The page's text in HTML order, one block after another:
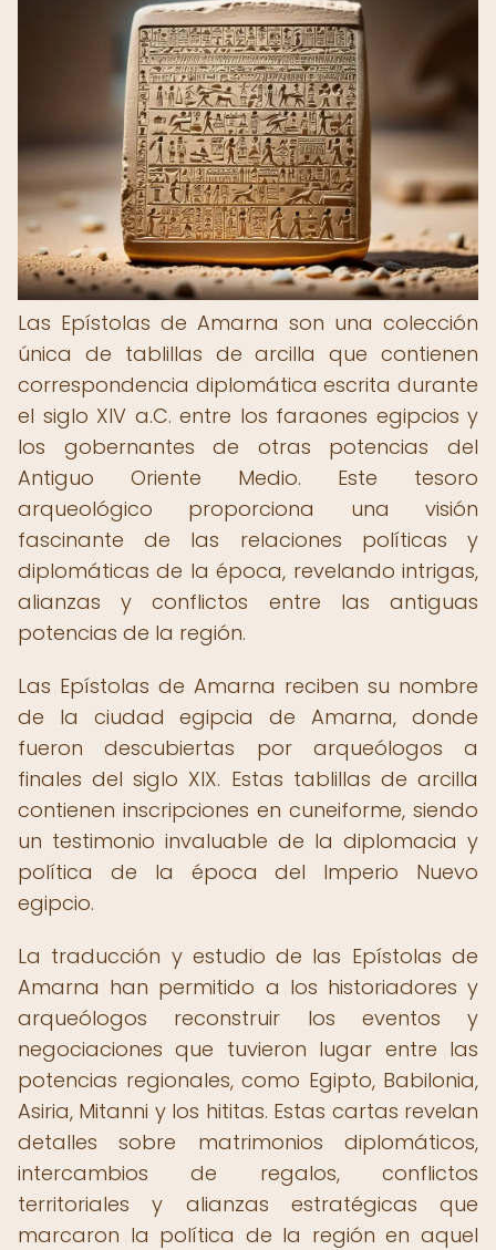
Las Epístolas de Amarna son una colección
única de tablillas de arcilla que contienen
correspondencia diplomática escrita durante
el siglo XIV a.C. entre los faraones egipcios y
los gobernantes de otras potencias del
Antiguo Oriente Medio. Este tesoro
arqueológico proporciona una visión
fascinante de las relaciones políticas y
diplomáticas de la época, revelando intrigas,
alianzas y conflictos entre las antiguas
potencias de la región.
Las Epístolas de Amarna reciben su nombre
de la ciudad egipcia de Amarna, donde
fueron descubiertas por arqueólogos a
finales del siglo XIX. Estas tablillas de arcilla
contienen inscripciones en cuneiforme, siendo
un testimonio invaluable de la diplomacia y
política de la época del Imperio Nuevo
egipcio.
La traducción y estudio de las Epístolas de
Amarna han permitido a los historiadores y
arqueólogos reconstruir los eventos y
negociaciones que tuvieron lugar entre las
potencias regionales, como Egipto, Babilonia,
Asiria, Mitanni y los hititas. Estas cartas revelan
detalles sobre matrimonios diplomáticos,
intercambios de regalos, conflictos
territoriales y alianzas estratégicas que
marcaron la política de la región en aquel